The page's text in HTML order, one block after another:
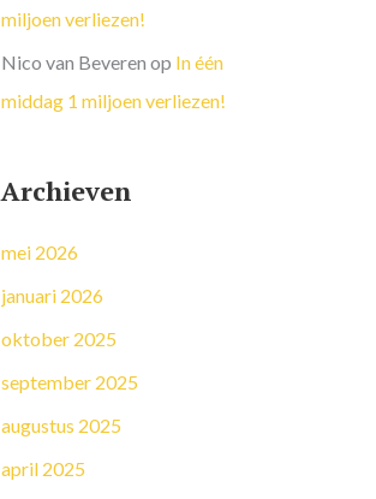
miljoen verliezen!
Nico van Beveren op In één
middag 1 miljoen verliezen!
Archieven
mei 2026
januari 2026
oktober 2025
september 2025
augustus 2025
april 2025